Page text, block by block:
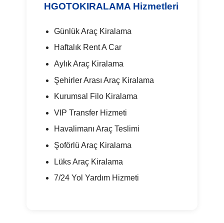
HGOTOKIRALAMA Hizmetleri
Günlük Araç Kiralama
Haftalık Rent A Car
Aylık Araç Kiralama
Şehirler Arası Araç Kiralama
Kurumsal Filo Kiralama
VIP Transfer Hizmeti
Havalimanı Araç Teslimi
Şoförlü Araç Kiralama
Lüks Araç Kiralama
7/24 Yol Yardım Hizmeti